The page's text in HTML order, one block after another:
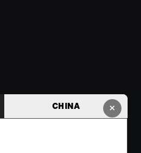
×
CHINA